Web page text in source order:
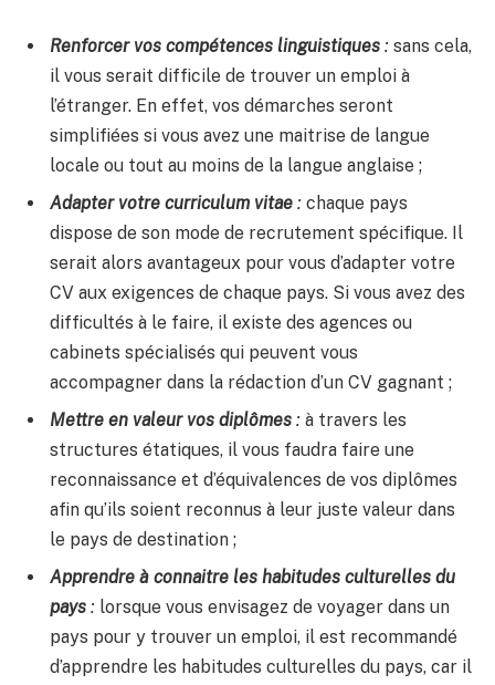
Renforcer vos compétences linguistiques : sans cela,
il vous serait difficile de trouver un emploi à
l’étranger. En effet, vos démarches seront
simplifiées si vous avez une maitrise de langue
locale ou tout au moins de la langue anglaise ;
Adapter votre curriculum vitae : chaque pays
dispose de son mode de recrutement spécifique. Il
serait alors avantageux pour vous d’adapter votre
CV aux exigences de chaque pays. Si vous avez des
difficultés à le faire, il existe des agences ou
cabinets spécialisés qui peuvent vous
accompagner dans la rédaction d’un CV gagnant ;
Mettre en valeur vos diplômes : à travers les
structures étatiques, il vous faudra faire une
reconnaissance et d’équivalences de vos diplômes
afin qu’ils soient reconnus à leur juste valeur dans
le pays de destination ;
Apprendre à connaitre les habitudes culturelles du
pays : lorsque vous envisagez de voyager dans un
pays pour y trouver un emploi, il est recommandé
d’apprendre les habitudes culturelles du pays, car il